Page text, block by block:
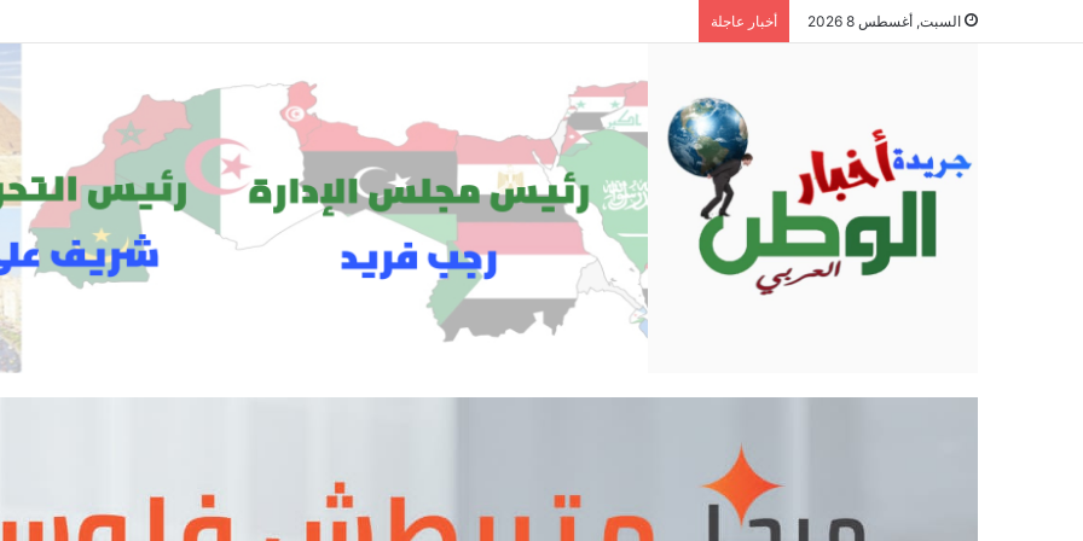
السبت, أغسطس 8 2026 أخبار عاجلة